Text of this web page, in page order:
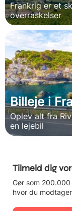
Frankrig er et
overraskelser
Billeje i
Oplev alt fra
en lejebil
Tilmeld dig
Gør som
hvor du